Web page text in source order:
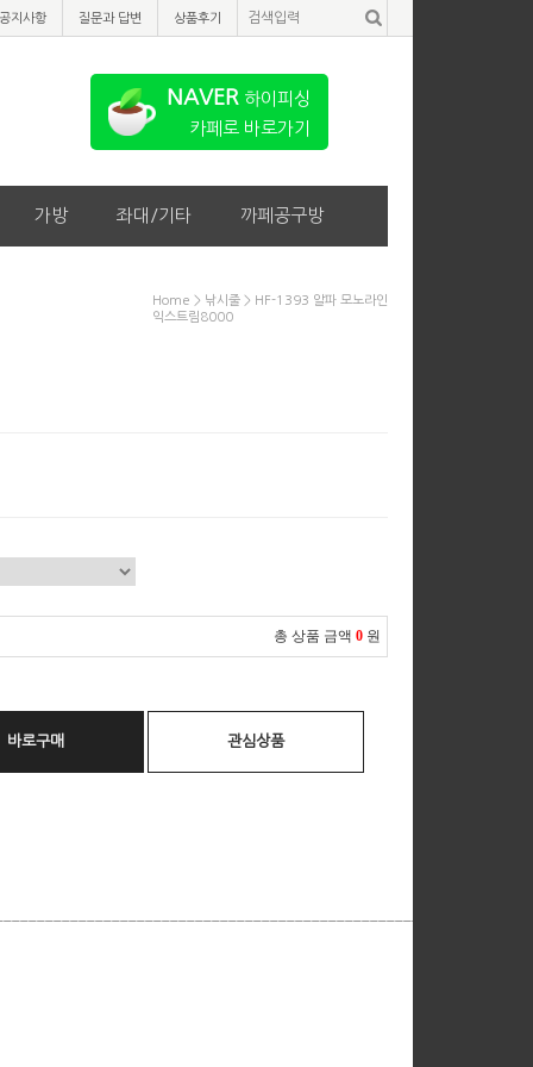
공지사항 질문과 답변 상품후기
가방 좌대/기타 까페공구방
NAVER 하이피싱
카페로 바로가기
Home > 낚시줄 > HF-1393 알파 모노라인
익스트림8000
총 상품 금액 0 원
바로구매 관심상품